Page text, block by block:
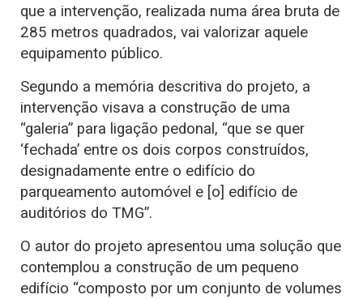
que a intervenção, realizada numa área bruta de
285 metros quadrados, vai valorizar aquele
equipamento público.
Segundo a memória descritiva do projeto, a
intervenção visava a construção de uma
“galeria” para ligação pedonal, “que se quer
‘fechada’ entre os dois corpos construídos,
designadamente entre o edifício do
parqueamento automóvel e [o] edifício de
auditórios do TMG”.
O autor do projeto apresentou uma solução que
contemplou a construção de um pequeno
edifício “composto por um conjunto de volumes